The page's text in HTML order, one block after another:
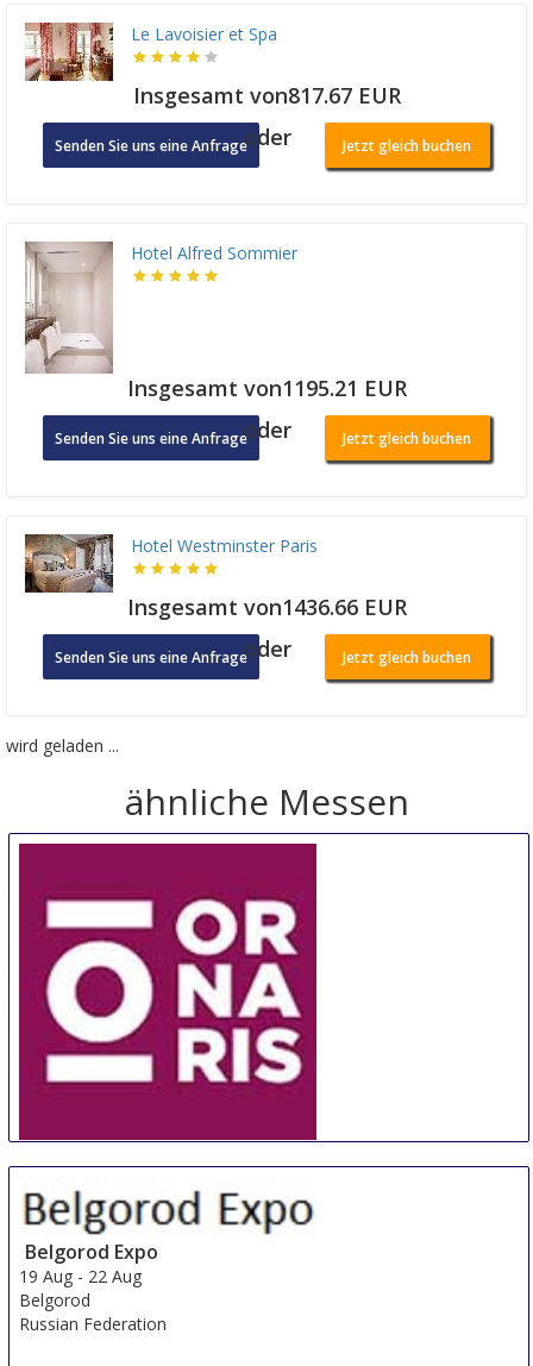
Le Lavoisier et Spa
Insgesamt von817.67 EUR
Senden Sie uns eine Anfrageoder Jetzt gleich buchen
Hotel Alfred Sommier
Insgesamt von1195.21 EUR
Senden Sie uns eine Anfrageoder Jetzt gleich buchen
Hotel Westminster Paris
Insgesamt von1436.66 EUR
Senden Sie uns eine Anfrageoder Jetzt gleich buchen
wird geladen ...
ähnliche Messen
Bern
Switzerland
Belgorod Expo
19 Aug - 22 Aug
Belgorod
Russian Federation